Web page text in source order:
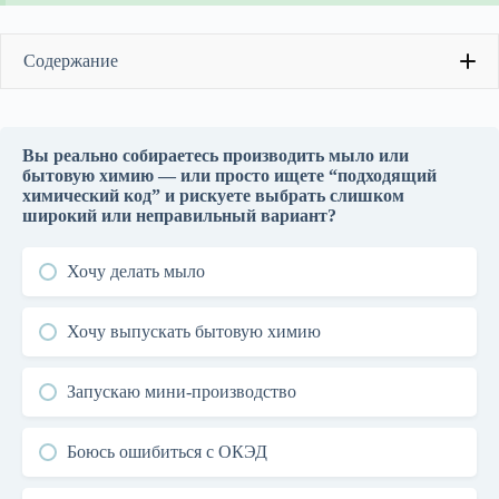
Содержание
1 Что входит в ОКЭД 20410 на практике
2 Что НЕ входит в 20410
Где проходит граница между 20410 и
соседними кодами
Кому реально подходит ОКЭД 20410
Вы реально собираетесь производить мыло или
бытовую химию — или просто ищете “подходящий
химический код” и рискуете выбрать слишком
широкий или неправильный вариант?
Хочу делать мыло
Хочу выпускать бытовую химию
Запускаю мини-производство
Боюсь ошибиться с ОКЭД